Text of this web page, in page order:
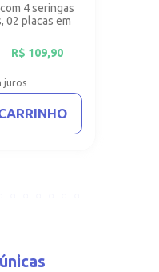
4 seringas
02 placas em
R$ 109,90
juros